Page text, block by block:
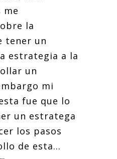
me
la
tener un
estrategia a la
un
mi
fue que lo
un estratega
los pasos
de esta...